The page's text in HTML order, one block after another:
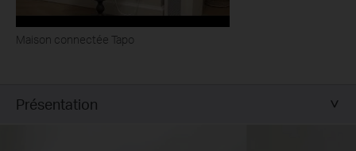
Maison connectée Tapo
Présentation